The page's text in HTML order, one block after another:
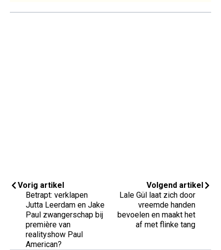
Vorig artikel
Betrapt: verklapen
Jutta Leerdam en Jake
Paul zwangerschap bij
première van
realityshow Paul
American?
Volgend artikel
Lale Gül laat zich door
vreemde handen
bevoelen en maakt het
af met flinke tang